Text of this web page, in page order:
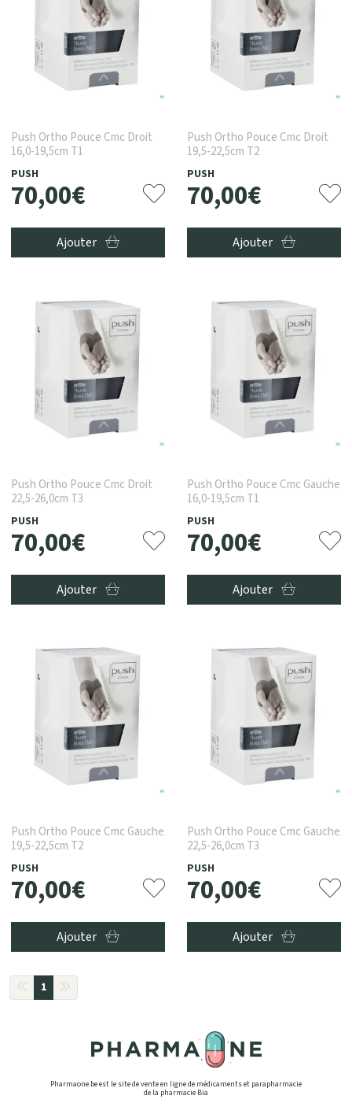
Push Ortho Pouce Cmc Droit
16,0-19,5cm T1
PUSH
70,00€
Ajouter
Push Ortho Pouce Cmc Droit
19,5-22,5cm T2
PUSH
70,00€
Ajouter
Push Ortho Pouce Cmc Droit
22,5-26,0cm T3
PUSH
70,00€
Ajouter
Push Ortho Pouce Cmc Gauche
16,0-19,5cm T1
PUSH
70,00€
Ajouter
Push Ortho Pouce Cmc Gauche
19,5-22,5cm T2
PUSH
70,00€
Ajouter
Push Ortho Pouce Cmc Gauche
22,5-26,0cm T3
PUSH
70,00€
Ajouter
1
Pharmaone.be est le site de vente en ligne de médicaments et parapharmacie
de la pharmacie Bia